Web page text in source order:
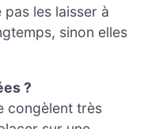
pas les laisser à
sinon elles
?
congèlent très